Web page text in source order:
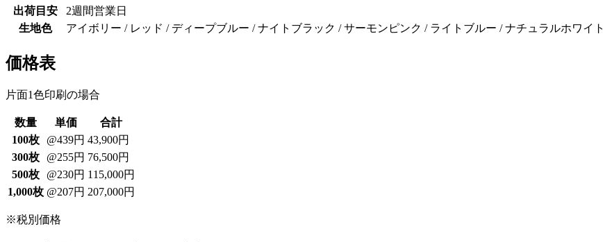
出荷目安
2週間営業日
生地色
アイボリー / レッド / ディープブルー / ナイトブラック / サーモンピンク / ライトブルー / ナチュラルホワイト
価格表
片面1色印刷の場合
数量 単価
合計
100枚
@439円 43,900円
300枚
@255円 76,500円
500枚
@230円 115,000円
1,000枚 @207円 207,000円
※税別価格